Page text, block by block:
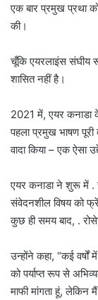
एक बार प्रमुख प्रथा
की।
चूँकि एयरलाइंस संघीय
शासित नहीं है।
2021 में, एयर कनाडा
पहला प्रमुख भाषण
वादा किया – एक ऐसा
एयर कनाडा ने शुरू में .
संवेदनशील विषय को
कुछ ही समय बाद, .
उन्होंने कहा, “कई
को पर्याप्त रूप से
माफी मांगता हूं, लेकिन